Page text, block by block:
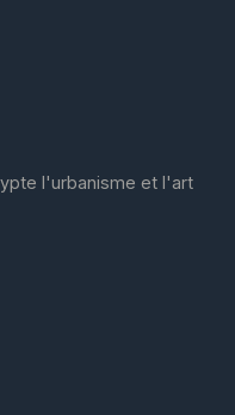
l'urbanisme et l'art